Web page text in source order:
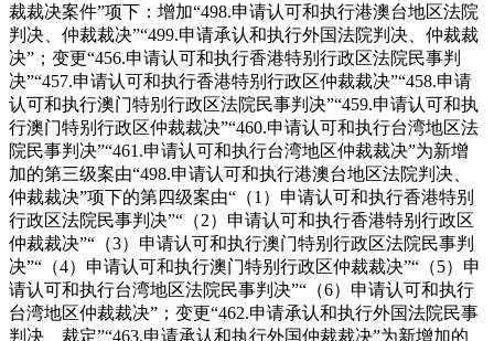
裁裁决案件”项下：增加“498.申请认可和执行港澳台地区法院
判决、仲裁裁决”“499.申请承认和执行外国法院判决、仲裁裁
决”；变更“456.申请认可和执行香港特别行政区法院民事判
决”“457.申请认可和执行香港特别行政区仲裁裁决”“458.申请
认可和执行澳门特别行政区法院民事判决”“459.申请认可和执
行澳门特别行政区仲裁裁决”“460.申请认可和执行台湾地区法
院民事判决”“461.申请认可和执行台湾地区仲裁裁决”为新增
加的第三级案由“498.申请认可和执行港澳台地区法院判决、
仲裁裁决”项下的第四级案由“（1）申请认可和执行香港特别
行政区法院民事判决”“（2）申请认可和执行香港特别行政区
仲裁裁决”“（3）申请认可和执行澳门特别行政区法院民事判
决”“（4）申请认可和执行澳门特别行政区仲裁裁决”“（5）申
请认可和执行台湾地区法院民事判决”“（6）申请认可和执行
台湾地区仲裁裁决”；变更“462.申请承认和执行外国法院民事
判决、裁定”“463.申请承认和执行外国仲裁裁决”为新增加的